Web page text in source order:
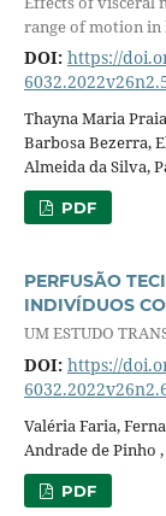
range of motion in
DOI: https://
Thayna Maria
Barbosa Bezerra,
Almeida da Silva,
PDF
PERFUSÃO
INDIVÍDUOS
UM ESTUDO
DOI: https://
Valéria Faria,
Andrade de Pinho
PDF